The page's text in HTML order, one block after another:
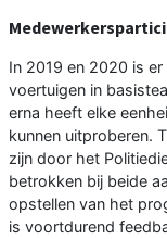
In 2019 en 2020 is
voertuigen in
erna heeft elke
kunnen uitproberen.
zijn door het
betrokken bij beide
opstellen van het
is voortdurend